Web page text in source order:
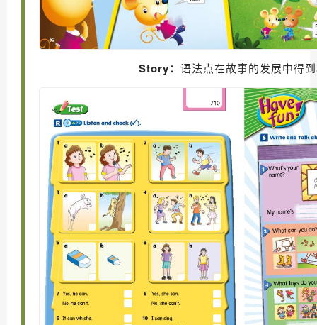
Story： 语法点在故事的发展中得